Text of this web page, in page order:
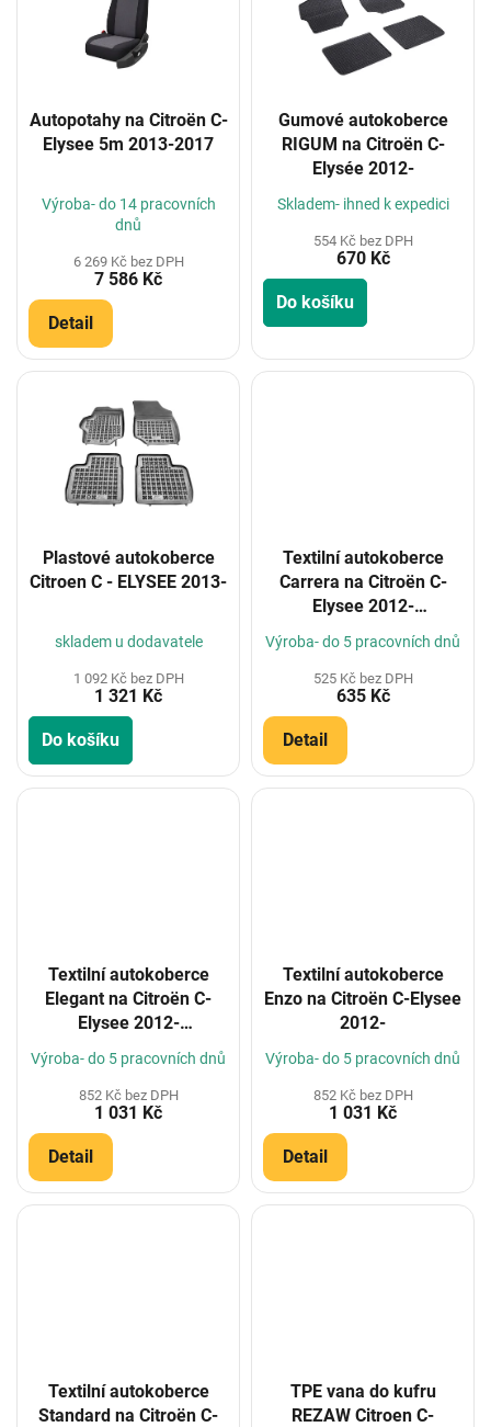
Autopotahy na Citroën C-
Elysee 5m 2013-2017
Výroba- do 14 pracovních
dnů
6 269 Kč bez DPH
7 586 Kč
Detail
Gumové autokoberce
RIGUM na Citroën C-
Elysée 2012-
Skladem- ihned k expedici
554 Kč bez DPH
670 Kč
Do košíku
Plastové autokoberce
Citroen C - ELYSEE 2013-
skladem u dodavatele
1 092 Kč bez DPH
1 321 Kč
Do košíku
Textilní autokoberce
Carrera na Citroën C-
Elysee 2012-
(Konfigurátor)
Výroba- do 5 pracovních dnů
525 Kč bez DPH
635 Kč
Detail
Textilní autokoberce
Elegant na Citroën C-
Elysee 2012-
(Konfigurátor)
Výroba- do 5 pracovních dnů
852 Kč bez DPH
1 031 Kč
Detail
Textilní autokoberce
Enzo na Citroën C-Elysee
2012-
Výroba- do 5 pracovních dnů
852 Kč bez DPH
1 031 Kč
Detail
Textilní autokoberce
Standard na Citroën C-
TPE vana do kufru
REZAW Citroen C-